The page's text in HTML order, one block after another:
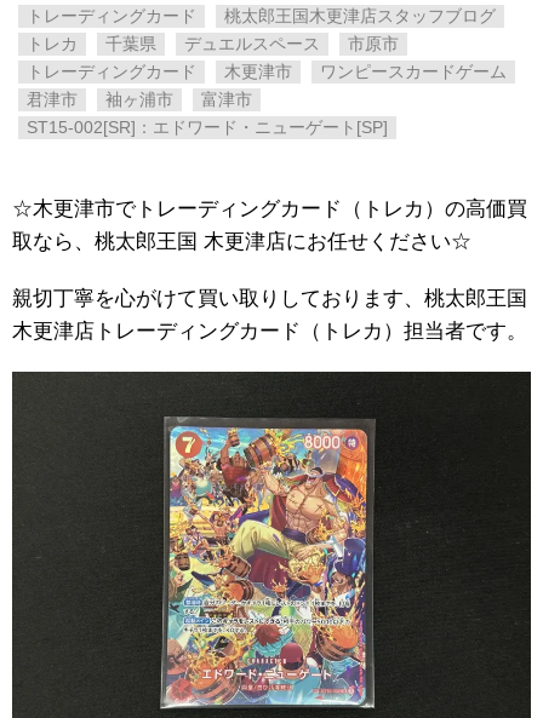
トレーディングカード
桃太郎王国木更津店スタッフブログ
トレカ
千葉県 デュエルスペース
市原市
トレーディングカード
木更津市
ワンピースカードゲーム
君津市
袖ヶ浦市
富津市
ST15-002[SR]：エドワード・ニューゲート[SP]
☆木更津市でトレーディングカード（トレカ）の高価買
取なら、桃太郎王国 木更津店にお任せください☆
親切丁寧を心がけて買い取りしております、桃太郎王国
木更津店トレーディングカード（トレカ）担当者です。